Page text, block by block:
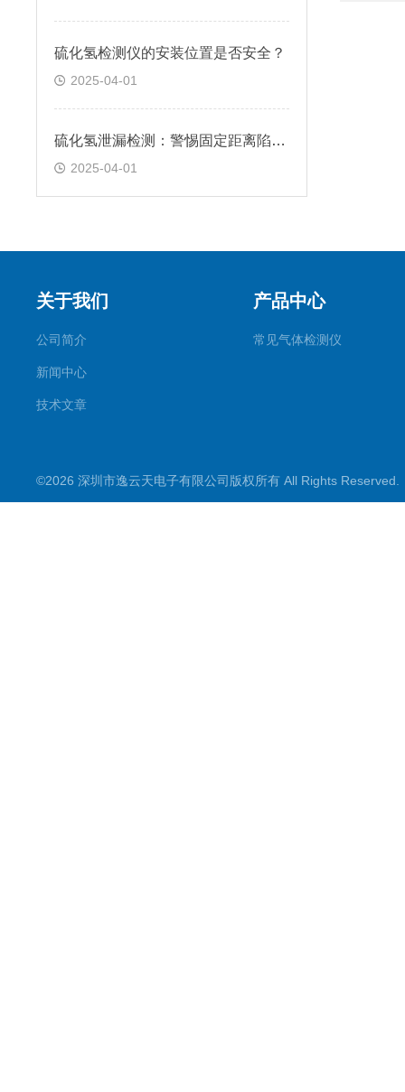
硫化氢检测仪的安装位置是否安全？
2025-04-01
硫化氢泄漏检测：警惕固定距离陷阱！
2025-04-01
关于我们
公司简介
新闻中心
技术文章
产品中心
常见气体检测仪
©2026 深圳市逸云天电子有限公司版权所有 All Rights